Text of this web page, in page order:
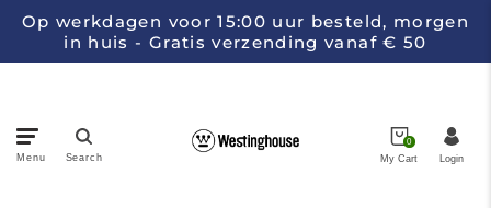
Op werkdagen voor 15:00 uur besteld, morgen
in huis - Gratis verzending vanaf € 50
Menu Search
0
My Cart Login